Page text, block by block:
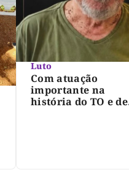
Luto
Com atuação
importante na
história do TO e de